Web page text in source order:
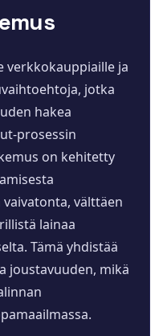
verkkokauppiaille ja
jotka
hakea
prosessin
on kehitetty
välttäen
lainaa
Tämä yhdistää
joustavuuden, mikä